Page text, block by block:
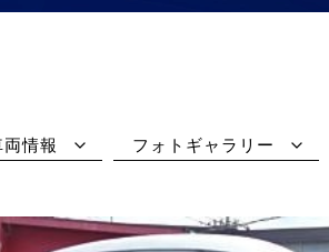
両情報 フォトギャラリー